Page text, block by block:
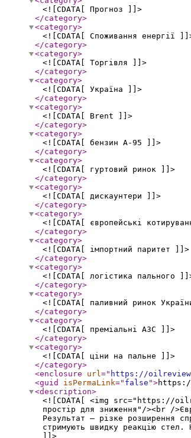
<![CDATA[ Прогноз ]]>
</category>
<category>
<![CDATA[ Споживання енергії
</category>
<category>
<![CDATA[ Торгівля ]]>
</category>
<category>
<![CDATA[ Україна ]]>
</category>
<category>
<![CDATA[ Brent ]]>
</category>
<category>
<![CDATA[ бензин А-95 ]]>
</category>
<category>
<![CDATA[ гуртовий ринок ]]>
</category>
<category>
<![CDATA[ дискаунтери ]]>
</category>
<category>
<![CDATA[ європейські
</category>
<category>
<![CDATA[ імпортний паритет ]]>
</category>
<category>
<![CDATA[ логістика пального
</category>
<category>
<![CDATA[ паливний ринок
</category>
<category>
<![CDATA[ преміальні АЗС ]]>
</category>
<category>
<![CDATA[ ціни на пальне ]]>
</category>
<enclosure
url=" https://
<guid
isPermaLink=" false ">
<description>
<![CDATA[ <img src="https://
простір для зниження"/><br /
Результат — різке розширення
стримують швидку реакцію стел.
]]>